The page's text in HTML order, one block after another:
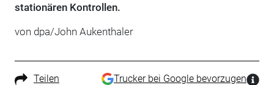
stationären Kontrollen.
von dpa/John Aukenthaler
Teilen Trucker bei Google bevorzugen